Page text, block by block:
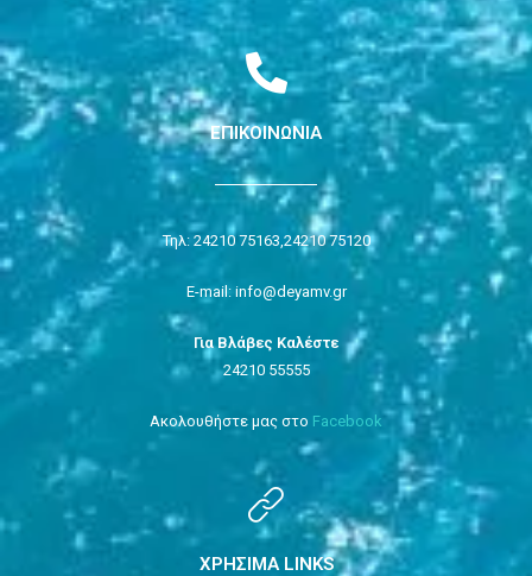
ΕΠΙΚΟΙΝΩΝΙΑ
Τηλ: 24210 75163, 24210 75120
E-mail: info@deyamv.gr
Για Βλάβες Καλέστε
24210 55555
Ακολουθήστε μας στο Facebook
ΧΡΗΣΙΜΑ LINKS